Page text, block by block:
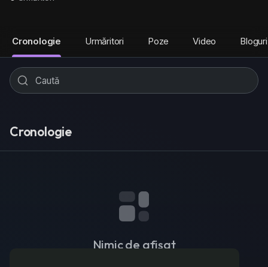
Cronologie Urmăritori Poze Video Bloguri
Cronologie
Nimic de afișat